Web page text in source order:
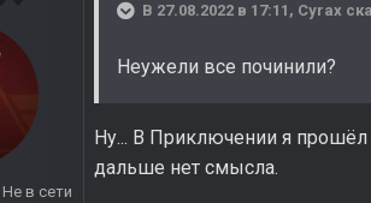
Не в сети
В 27.08.2022 в 17:11, Cyrax
Неужели все починили?
Ну... В Приключении я прошёл
дальше нет смысла.